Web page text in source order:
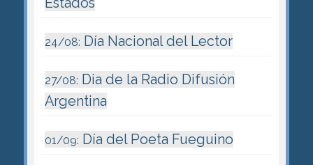
24/08: Día Nacional del Lector
27/08: Dia de la Radio Difusión
Argentina
01/09: Día del Poeta Fueguino